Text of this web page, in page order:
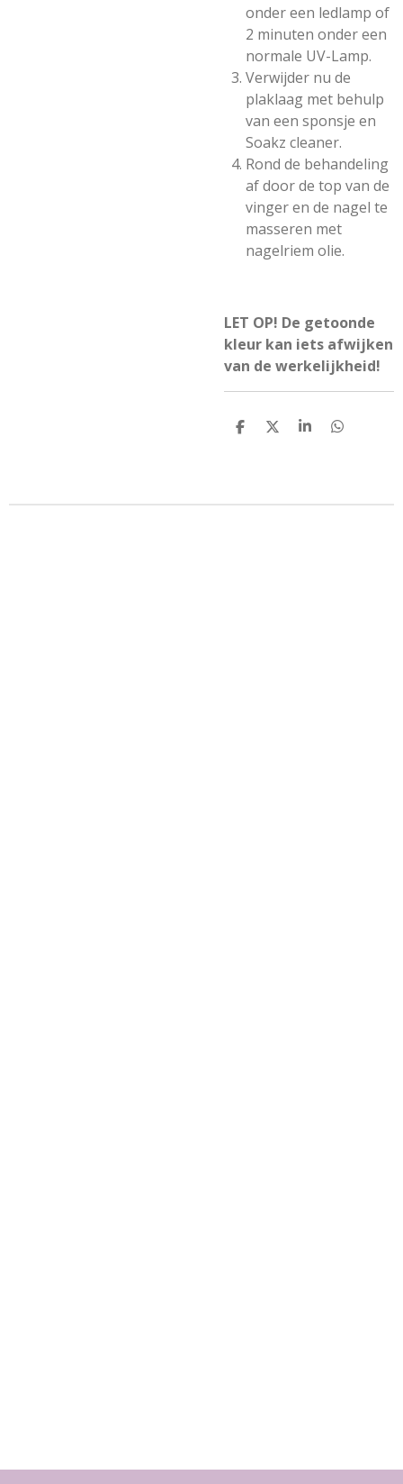
onder een ledlamp of
2 minuten onder een
normale UV-Lamp.
Verwijder nu de
plaklaag met behulp
van een sponsje en
Soakz cleaner.
Rond de behandeling
af door de top van de
vinger en de nagel te
masseren met
nagelriem olie.
LET OP! De getoonde
kleur kan iets afwijken
van de werkelijkheid!
D
D
S
D